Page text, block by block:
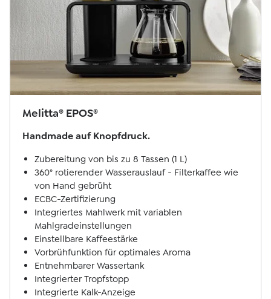
Melitta® EPOS®
Handmade auf Knopfdruck.
Zubereitung von bis zu 8 Tassen (1 L)
360° rotierender Wasserauslauf - Filterkaffee wie
von Hand gebrüht
ECBC-Zertifizierung
Integriertes Mahlwerk mit variablen
Mahlgradeinstellungen
Einstellbare Kaffeestärke
Vorbrühfunktion für optimales Aroma
Entnehmbarer Wassertank
Integrierter Tropfstopp
Integrierte Kalk-Anzeige